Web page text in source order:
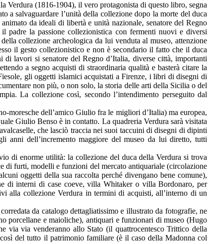
Verdura (1816-1904), il vero protagonista di questo libro, segna
a salvaguardare l’unità della collezione dopo la morte del duca
da ideali di libertà e unità nazionale, senatore del Regno
padre la passione collezionistica con fermenti nuovi e diversi
collezione archeologica da lui venduta al museo, attenzione
il gesto collezionistico e non è secondario il fatto che il duca
lavori si senatore del Regno d’Italia, diverse città, importanti
a segno acquisti di straordinaria qualità e basterà citare la
gli oggetti islamici acquistati a Firenze, i libri di disegni di
non più, o non solo, la storia delle arti della Sicilia o del
La collezione così, secondo l’intendimento perseguito dal
moresche dell’amico Giulio fra le migliori d’Italia) ma europea,
Giulio Benso è in contatto. La quadreria Verdura sarà visitata
che lasciò traccia nei suoi taccuini di disegni di dipinti
anni dell’incremento maggiore del museo da lui diretto, tutti
di enorme utilità: la collezione del duca della Verdura si trova
di furti, modelli e funzioni del mercato antiquariale (circolazione
oggetti della sua raccolta perché divengano bene comune),
di interni di case coeve, villa Whitaker o villa Bordonaro, per
alla collezione Verdura in termini di acquisti, all’interno di un
da catalogo dettagliatissimo e illustrato da fotografie, ne
porcellane e maioliche), antiquari e funzionari di museo (Hugo
via via venderanno allo Stato (il quattrocentesco Trittico della
del tutto il patrimonio familiare (è il caso della Madonna col